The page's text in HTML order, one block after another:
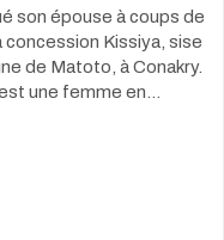
son épouse à coups de
Kissiya, sise
de Matoto, à Conakry.
une femme en…